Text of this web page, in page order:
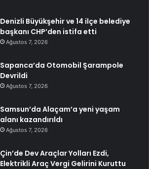
Denizli Büyükşehir ve 14 ilçe belediye
başkanı CHP’den istifa etti
Ağustos 7, 2026
Sapanca’da Otomobil Şarampole
Devrildi
Ağustos 7, 2026
Samsun’da Alaçam’a yeni yaşam
alanı kazandırıldı
Ağustos 7, 2026
Çin’de Dev Araçlar Yolları Ezdi,
Elektrikli Araç Vergi Gelirini Kuruttu